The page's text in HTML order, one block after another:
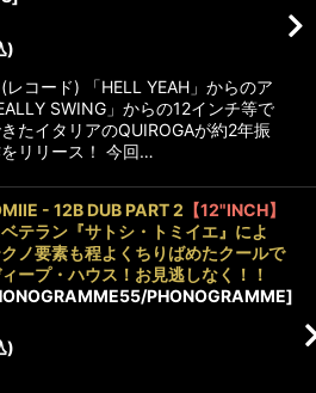
)
(レコード) 「HELL YEAH」からのア
SWING」からの12インチ等で
たイタリアのQUIROGAが約2年振
リリース！ 今回…
- 12B DUB PART 2 【12"INCH】
テラン『サトシ・トミイエ』によ
ノ要素も程よくちりばめたクールで
ープ・ハウス！お見逃しなく！！
PHONOGRAMME]
)